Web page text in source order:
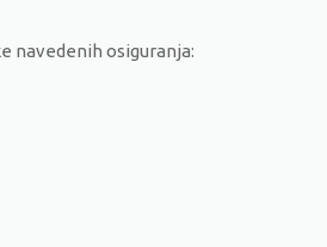
navedenih osiguranja: